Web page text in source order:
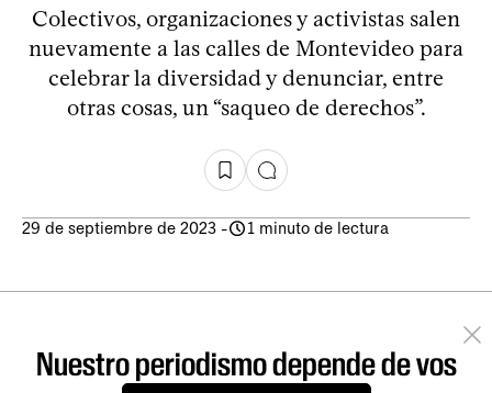
Colectivos, organizaciones y activistas salen
nuevamente a las calles de Montevideo para
celebrar la diversidad y denunciar, entre
otras cosas, un “saqueo de derechos”.
29 de septiembre de 2023 - 1 minuto de lectura
Nuestro periodismo depende de vos